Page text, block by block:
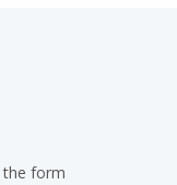
the form